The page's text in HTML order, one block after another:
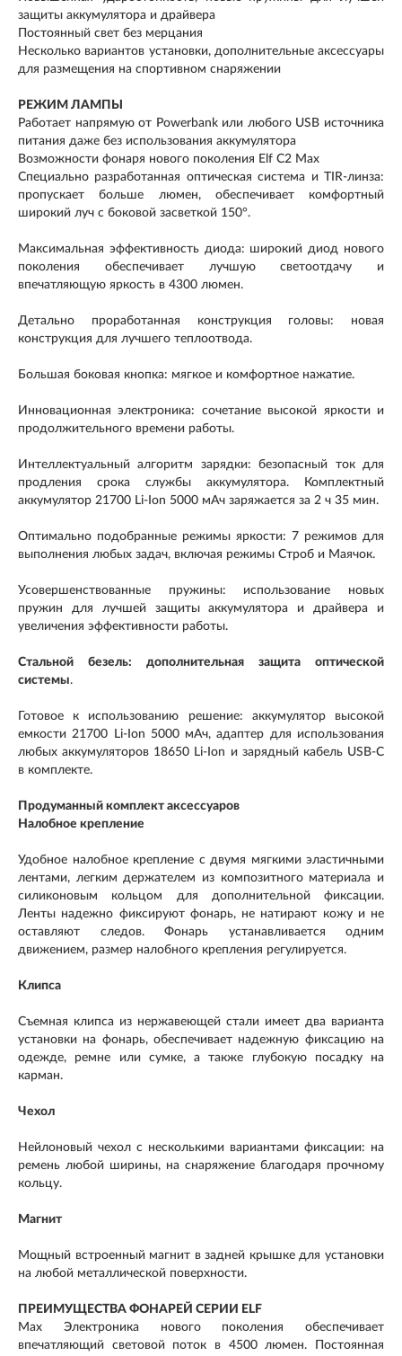
защиты аккумулятора и драйвера
Постоянный свет без мерцания
Несколько вариантов установки, дополнительные аксессуары
для размещения на спортивном снаряжении
РЕЖИМ ЛАМПЫ
Работает напрямую от Powerbank или любого USB источника
питания даже без использования аккумулятора
Возможности фонаря нового поколения Elf C2 Max
Специально разработанная оптическая система и TIR-линза:
пропускает больше люмен, обеспечивает комфортный
широкий луч с боковой засветкой 150°.
Максимальная эффективность диода: широкий диод нового
поколения обеспечивает лучшую светоотдачу и
впечатляющую яркость в 4300 люмен.
Детально проработанная конструкция головы: новая
конструкция для лучшего теплоотвода.
Большая боковая кнопка: мягкое и комфортное нажатие.
Инновационная электроника: сочетание высокой яркости и
продолжительного времени работы.
Интеллектуальный алгоритм зарядки: безопасный ток для
продления срока службы аккумулятора. Комплектный
аккумулятор 21700 Li-Ion 5000 мАч заряжается за 2 ч 35 мин.
Оптимально подобранные режимы яркости: 7 режимов для
выполнения любых задач, включая режимы Строб и Маячок.
Усовершенствованные пружины: использование новых
пружин для лучшей защиты аккумулятора и драйвера и
увеличения эффективности работы.
Стальной безель: дополнительная защита оптической
системы.
Готовое к использованию решение: аккумулятор высокой
емкости 21700 Li-Ion 5000 мАч, адаптер для использования
любых аккумуляторов 18650 Li-Ion и зарядный кабель USB-C
в комплекте.
Продуманный комплект аксессуаров
Налобное крепление
Удобное налобное крепление с двумя мягкими эластичными
лентами, легким держателем из композитного материала и
силиконовым кольцом для дополнительной фиксации.
Ленты надежно фиксируют фонарь, не натирают кожу и не
оставляют следов. Фонарь устанавливается одним
движением, размер налобного крепления регулируется.
Клипса
Съемная клипса из нержавеющей стали имеет два варианта
установки на фонарь, обеспечивает надежную фиксацию на
одежде, ремне или сумке, а также глубокую посадку на
карман.
Чехол
Нейлоновый чехол с несколькими вариантами фиксации: на
ремень любой ширины, на снаряжение благодаря прочному
кольцу.
Магнит
Мощный встроенный магнит в задней крышке для установки
на любой металлической поверхности.
ПРЕИМУЩЕСТВА ФОНАРЕЙ СЕРИИ ELF
Max Электроника нового поколения обеспечивает
впечатляющий световой поток в 4500 люмен. Постоянная